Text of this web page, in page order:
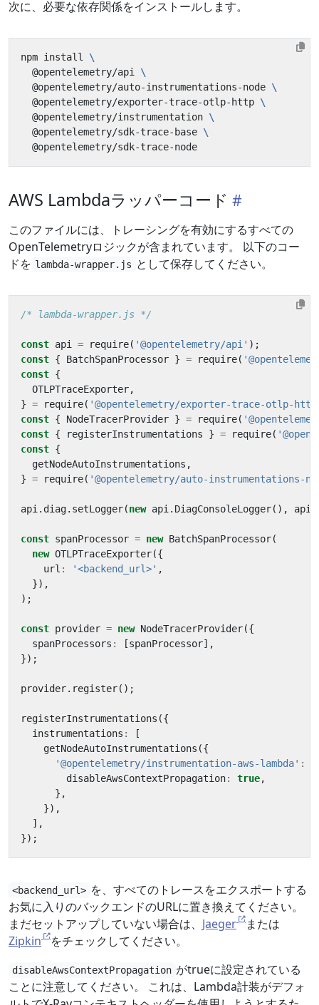
次に、必要な依存関係をインストールします。
npm install
  @opentelemetry/api
  @opentelemetry/auto-instrumentations-node
  @opentelemetry/exporter-trace-otlp-http
  @opentelemetry/instrumentation
  @opentelemetry/sdk-trace-base
AWS Lambdaラッパーコード
このファイルには、トレーシングを有効にするすべての
OpenTelemetryロジックが含まれています。 以下のコー
ドを lambda-wrapper.js として保存してください。
/* lambda-wrapper.js */
const api = require( '@opentelemetry/api' );
const { BatchSpanProcessor } = require(
const {
OTLPTraceExporter,
} = require( '@opentelemetry/exporter-trace-otlp-
const { NodeTracerProvider } = require(
const { registerInstrumentations } = require(
const {
getNodeAutoInstrumentations ,
} = require( '@opentelemetry/auto-instrumentations-
api . diag. setLogger(new api . DiagConsoleLogger(), api
const spanProcessor = new BatchSpanProcessor(
new OTLPTraceExporter({
url : '<backend_url>' ,
}),
);
const provider = new NodeTracerProvider({
spanProcessors : [spanProcessor],
});
provider. register();
registerInstrumentations ({
instrumentations :
[
getNodeAutoInstrumentations ({
'@opentelemetry/instrumentation-aws-lambda' :
disableAwsContextPropagation: true,
},
}),
],
});
<backend_url> を、すべてのトレースをエクスポートする
お気に入りのバックエンドのURLに置き換えてください。
まだセットアップしていない場合は、 Jaeger
または
Zipkin
をチェックしてください。
disableAwsContextPropagation がtrueに設定されている
ことに注意してください。 これは、Lambda計装がデフォ